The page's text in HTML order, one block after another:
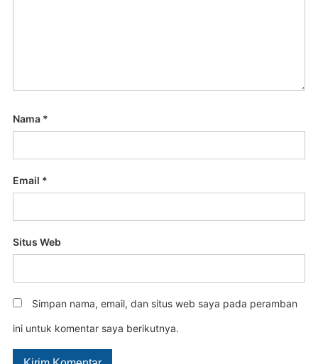
Nama *
Email *
Situs Web
Simpan nama, email, dan situs web saya pada peramban
ini untuk komentar saya berikutnya.